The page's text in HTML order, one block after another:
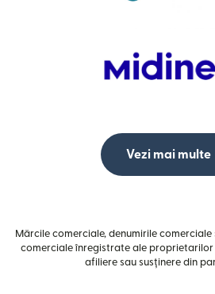
Vezi mai multe
Mărcile comerciale, denumirile
comerciale înregistrate ale proprietarilor
afiliere sau susținere din